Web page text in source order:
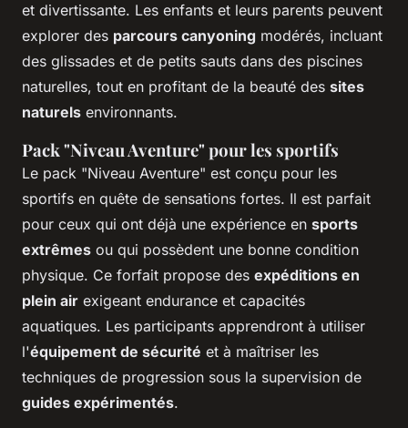
et divertissante. Les enfants et leurs parents peuvent
explorer des parcours canyoning modérés, incluant
des glissades et de petits sauts dans des piscines
naturelles, tout en profitant de la beauté des sites
naturels environnants.
Pack "Niveau Aventure" pour les sportifs
Le pack "Niveau Aventure" est conçu pour les
sportifs en quête de sensations fortes. Il est parfait
pour ceux qui ont déjà une expérience en sports
extrêmes ou qui possèdent une bonne condition
physique. Ce forfait propose des expéditions en
plein air exigeant endurance et capacités
aquatiques. Les participants apprendront à utiliser
l'équipement de sécurité et à maîtriser les
techniques de progression sous la supervision de
guides expérimentés.